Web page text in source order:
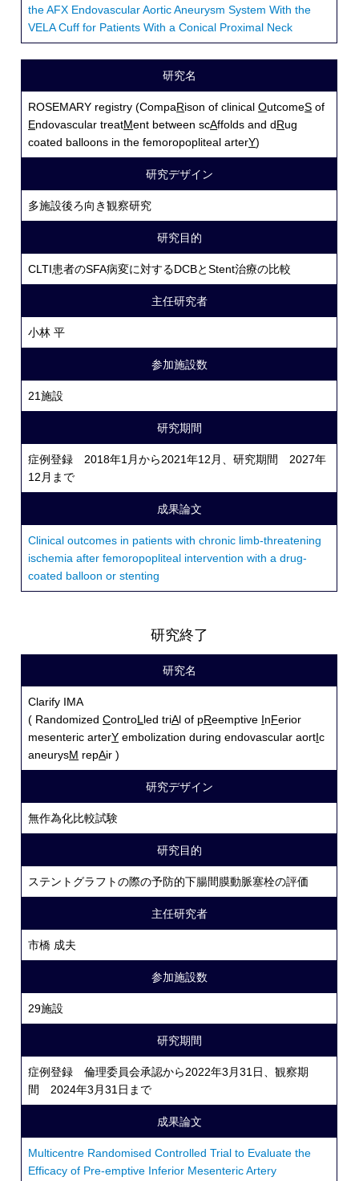
the AFX Endovascular Aortic Aneurysm System With the
VELA Cuff for Patients With a Conical Proximal Neck
研究名
ROSEMARY registry (CompaRison of clinicalOutcomeS of
Endovascular treatMent between scAffolds and dRug
coated balloons in the femoropopliteal arterY)
研究デザイン
多施設後ろ向き観察研究
研究目的
CLTI患者のSFA病変に対するDCBとStent治療の比較
主任研究者
小林 平
参加施設数
21施設
研究期間
症例登録 2018年1月から2021年12月、研究期間 2027年
12月まで
成果論文
Clinical outcomes in patients with chronic limb-threatening
ischemia after femoropopliteal intervention with a drug-
coated balloon or stenting
研究終了
研究名
Clarify IMA
( RandomizedControL led triAl of pReemptive InFerior
mesenteric arterY embolization during endovascular aortIc
aneurysM repAir )
研究デザイン
無作為化比較試験
研究目的
ステントグラフトの際の予防的下腸間膜動脈塞栓の評価
主任研究者
市橋 成夫
参加施設数
29施設
研究期間
症例登録 倫理委員会承認から2022年3月31日、観察期
間 2024年3月31日まで
成果論文
Multicentre Randomised Controlled Trial to Evaluate the
Efficacy of Pre-emptive Inferior Mesenteric Artery